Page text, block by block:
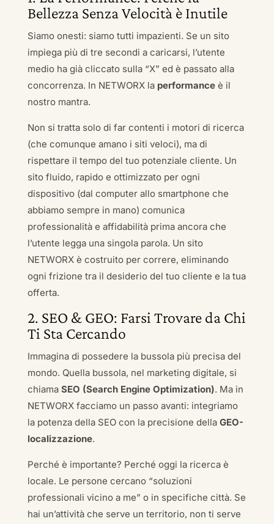
Bellezza Senza Velocità è Inutile
Siamo onesti: siamo tutti impazienti. Se un sito
impiega più di tre secondi a caricarsi, l’utente
medio ha già cliccato sulla “X” ed è passato alla
concorrenza. In NETWORX la performanceè il
nostro mantra.
Non si tratta solo di far contenti i motori di ricerca
(che comunque amano i siti veloci), ma di
rispettare il tempo del tuo potenziale cliente. Un
sito fluido, rapido e ottimizzato per ogni
dispositivo (dal computer allo smartphone che
abbiamo sempre in mano) comunica
professionalità e affidabilità prima ancora che
l’utente legga una singola parola. Un sito
NETWORX è costruito per correre, eliminando
ogni frizione tra il desiderio del tuo cliente e la tua
offerta.
2. SEO & GEO: Farsi Trovare da Chi
Ti Sta Cercando
Immagina di possedere la bussola più precisa del
mondo. Quella bussola, nel marketing digitale, si
chiama SEO (Search Engine Optimization). Ma in
NETWORX facciamo un passo avanti: integriamo
la potenza della SEO con la precisione della GEO-
localizzazione.
Perché è importante? Perché oggi la ricerca è
locale. Le persone cercano “soluzioni
professionali vicino a me” o in specifiche città. Se
hai un’attività che serve un territorio, non ti serve